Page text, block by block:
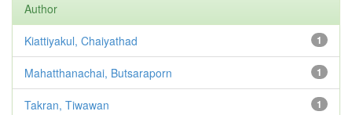
Author
1
Kiattiyakul, Chaiyathad
1
Mahatthanachai, Butsaraporn
1
Takran, Tiwawan